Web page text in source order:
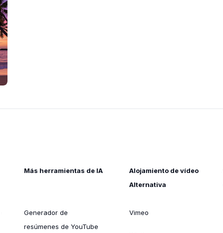
Más herramientas de IA
Generador de
resúmenes de YouTube
Alojamiento de vídeo
Alternativa
Vimeo